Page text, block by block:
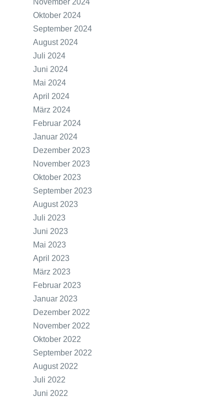
November 2024
Oktober 2024
September 2024
August 2024
Juli 2024
Juni 2024
Mai 2024
April 2024
März 2024
Februar 2024
Januar 2024
Dezember 2023
November 2023
Oktober 2023
September 2023
August 2023
Juli 2023
Juni 2023
Mai 2023
April 2023
März 2023
Februar 2023
Januar 2023
Dezember 2022
November 2022
Oktober 2022
September 2022
August 2022
Juli 2022
Juni 2022